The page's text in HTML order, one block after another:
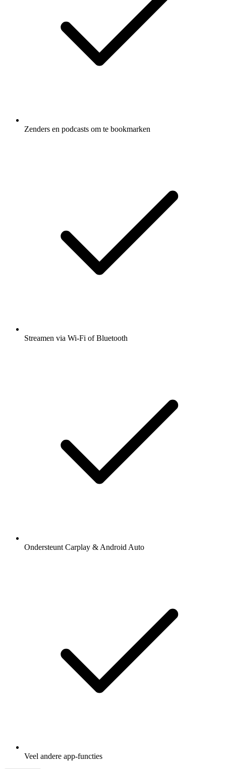
Zenders en podcasts om te bookmarken
Streamen via Wi-Fi of Bluetooth
Ondersteunt Carplay & Android Auto
Veel andere app-functies